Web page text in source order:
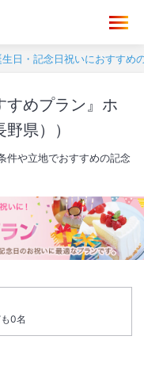
日・記念日祝いにおすすめ
すめプラン』ホ
県））
件や立地でおすすめの記念
0名